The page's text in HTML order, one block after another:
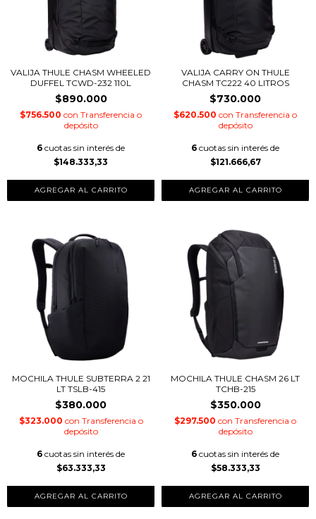
VALIJA THULE CHASM WHEELED
DUFFEL TCWD-232 110L
$890.000
$756.500 con Transferencia o
depósito
6 cuotas sin interés de
$148.333,33
VALIJA CARRY ON THULE
CHASM TC222 40 LITROS
$730.000
$620.500 con Transferencia o
depósito
6 cuotas sin interés de
$121.666,67
MOCHILA THULE SUBTERRA 2 21
LT TSLB-415
$380.000
$323.000 con Transferencia o
depósito
6 cuotas sin interés de
$63.333,33
MOCHILA THULE CHASM 26 LT
TCHB-215
$350.000
$297.500 con Transferencia o
depósito
6 cuotas sin interés de
$58.333,33